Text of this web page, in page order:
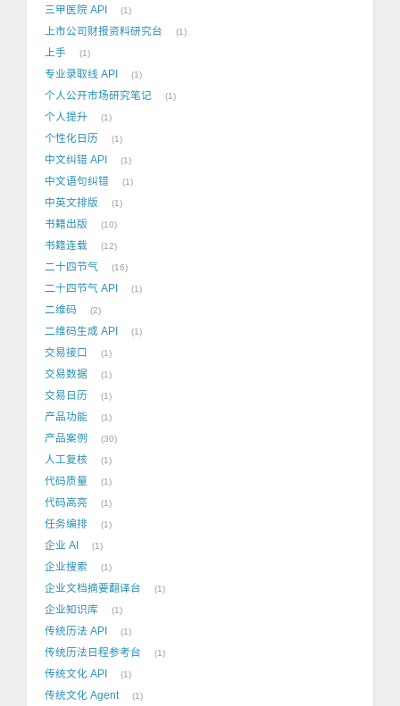
三甲医院 API 1
上市公司财报资料研究台 1
上手 1
专业录取线 API 1
个人公开市场研究笔记 1
个人提升 1
个性化日历 1
中文纠错 API 1
中文语句纠错 1
中英文排版 1
书籍出版 10
书籍连载 12
二十四节气 16
二十四节气 API 1
二维码 2
二维码生成 API 1
交易接口 1
交易数据 1
交易日历 1
产品功能 1
产品案例 30
人工复核 1
代码质量 1
代码高亮 1
任务编排 1
企业 AI 1
企业搜索 1
企业文档摘要翻译台 1
企业知识库 1
传统历法 API 1
传统历法日程参考台 1
传统文化 API 1
传统文化 Agent 1